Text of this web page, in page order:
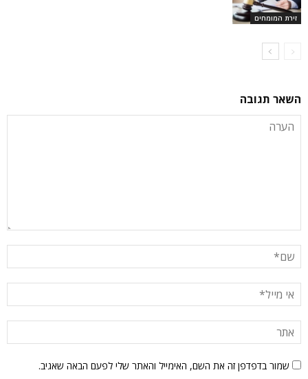
זירת המומחים
השאר תגובה
שמור בדפדפן זה את השם, האימייל והאתר שלי לפעם הבאה שאגיב.